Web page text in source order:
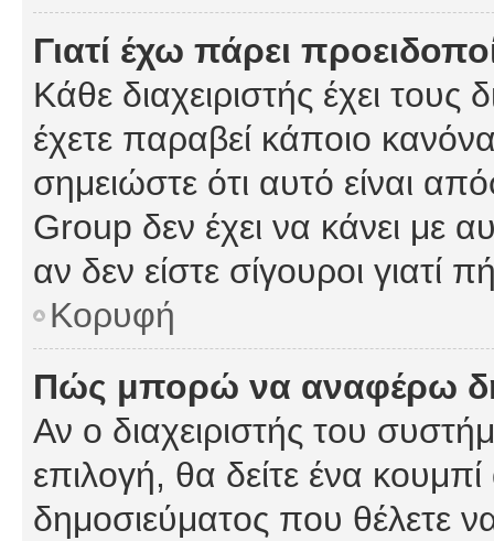
Γιατί έχω πάρει
Κάθε διαχειριστής έχει
έχετε παραβεί κάποιο
σημειώστε ότι αυτό είναι
Group δεν έχει να κάνει με
αν δεν είστε σίγουροι γιατί
Κορυφή
Πώς μπορώ να αναφέρω
Αν ο διαχειριστής του
επιλογή, θα δείτε ένα
δημοσιεύματος που θέλετε